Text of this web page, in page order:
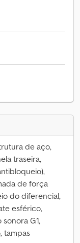
de aço,
traseira,
de força
do diferencial,
esférico,
G1,
tampas